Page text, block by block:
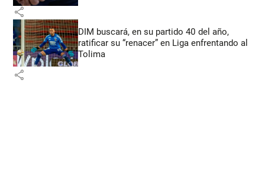
share
DIM buscará, en su partido 40 del año,
ratificar su “renacer” en Liga enfrentando al
Tolima
share